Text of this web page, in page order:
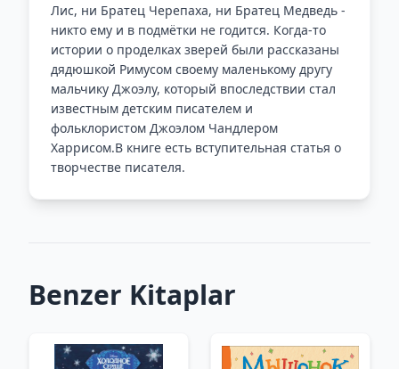
Лис, ни Братец Черепаха, ни Братец Медведь -
никто ему и в подмётки не годится. Когда-то
истории о проделках зверей были рассказаны
дядюшкой Римусом своему маленькому другу
мальчику Джоэлу, который впоследствии стал
известным детским писателем и
фольклористом Джоэлом Чандлером
Харрисом.В книге есть вступительная статья о
творчестве писателя.
Benzer Kitaplar